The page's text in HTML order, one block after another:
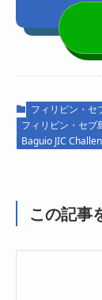
フィリピン・セ
フィリピン・セブ
Baguio JIC
この記事